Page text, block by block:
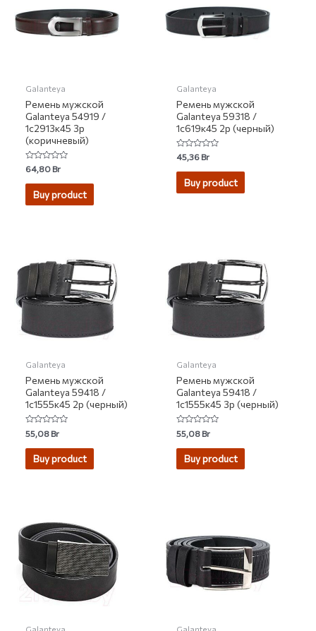
Galanteya
Ремень мужской
Galanteya 54919 /
1с2913к45 3р
(коричневый)
Rated
0
out
64,80Br
Buy product
Galanteya
Ремень мужской
Galanteya 59318 /
1с619к45 2р (черный)
Rated
0
out
45,36Br
Buy product
Galanteya
Ремень мужской
Galanteya 59418 /
1с1555к45 2р (черный)
Rated
0
out
55,08Br
Buy product
Galanteya
Ремень мужской
Galanteya 59418 /
1с1555к45 3р (черный)
Rated
0
out
55,08Br
Buy product
Galanteya Galanteya